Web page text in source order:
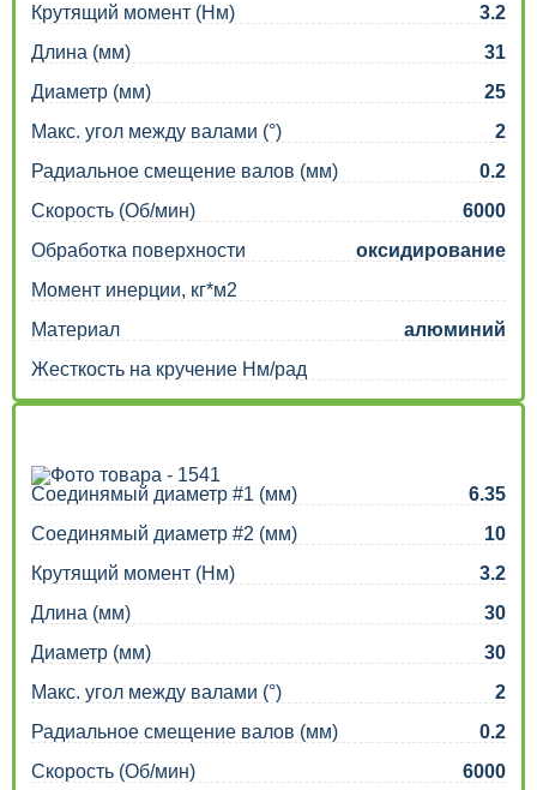
Крутящий момент (Нм)
3.2
Длина (мм)
31
Диаметр (мм)
25
Макс. угол между валами (°)
2
Радиальное смещение валов (мм)
0.2
Скорость (Об/мин)
6000
Обработка поверхности
оксидирование
Момент инерции, кг*м2
Материал
алюминий
Жесткость на кручение Нм/рад
Соединямый диаметр #1 (мм)
6.35
Соединямый диаметр #2 (мм)
10
Крутящий момент (Нм)
3.2
Длина (мм)
30
Диаметр (мм)
30
Макс. угол между валами (°)
2
Радиальное смещение валов (мм)
0.2
Скорость (Об/мин)
6000